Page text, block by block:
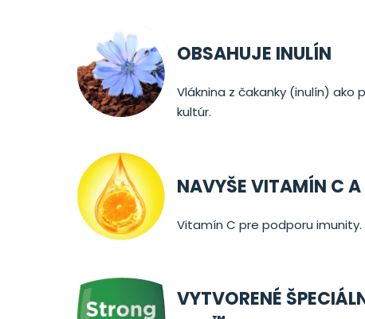
OBSAHUJE INULÍN
Vláknina z čakanky (inulín) ako
kultúr.
NAVYŠE VITAMÍN C A
Vitamín C pre podporu
VYTVORENÉ